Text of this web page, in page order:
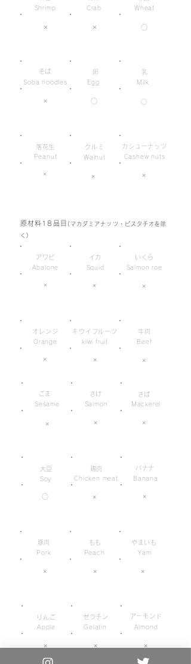
Shrimp
×
Crab
×
Wheat
○
そば
Soba noodles
×
Egg
○
Milk
○
卵 乳
Peanut
落花生
×
クルミ
Walnut
×
Cashew nuts
カシューナッツ
×
原材料18品目 (マカダミアナッツ・ピスタチオを除
く)
Abalone
×
イカ
Squid
×
Salmon roe
×
アワビ いくら
Orange
×
キウイフルーツ
kiwi fruit
×
オレンジ
Beef
牛肉
×
Sesame
ごま
×
Salmon
さけ
×
Mackerel
さば
×
Soy
大豆
○
Chicken meat
鶏肉
×
Banana
バナナ
×
豚肉
Pork
×
もも
Peach
×
Yam
やまいも
×
Apple
りんご
×
Gelatin
ゼラチン
×
Almond
アーモンド
×